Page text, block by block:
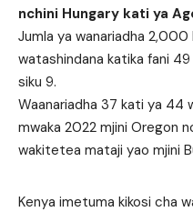
nchini Hungary kati ya
Jumla ya wanariadha
watashindana katika fani
siku 9.
Waanariadha 37 kati ya 44
mwaka 2022 mjini Oregon
wakitetea mataji yao mjini
Kenya imetuma kikosi cha